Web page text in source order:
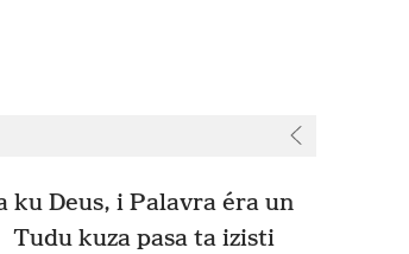
ku Deus, i Palavra éra un
Tudu kuza pasa ta izisti